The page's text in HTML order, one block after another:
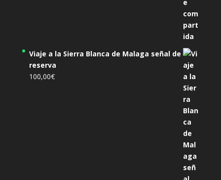
Viaje a la Sierra Blanca de Malaga señal de
reserva
100,00€